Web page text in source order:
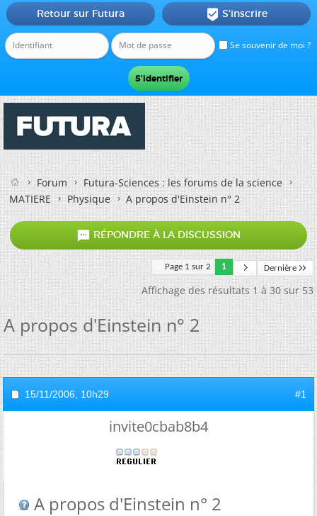
Se souvenir de moi ?
Retour sur Futura  S'inscrire
Forum
Futura-Sciences : les forums de la science
MATIERE
Physique A propos d'Einstein n° 2
 RÉPONDRE À LA DISCUSSION
Page 1 sur 2 1 Dernière
Affichage des résultats 1 à 30 sur 53
A propos d'Einstein n° 2
15/11/2006, 10h29 #1
invite0cbab8b4
A propos d'Einstein n° 2